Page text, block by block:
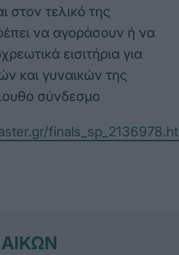
στον τελικό της
να αγοράσουν ή να
εισιτήρια για
και γυναικών της
σύνδεσμο